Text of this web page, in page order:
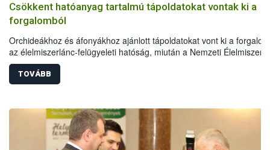
Csökkent hatóanyag tartalmú tápoldatokat vontak ki a
forgalomból
Orchideákhoz és áfonyákhoz ajánlott tápoldatokat vont ki a
az élelmiszerlánc-felügyeleti hatóság, miután a Nemzeti
biztonsági Hivatal (NÉBIH) laboratóriuma megállapította, hogy azok
magnézium tartalma 2% helyett csupán 0,5%. Az alacsony
tartalmú Garri tápoldatok forgalomba hozatalát azonnali hatállyal
A felhasználók érdekeinek védelme, valamint a tisztességes
kereskedelmi gyakorlat biztosítása érdekében a NÉBIH a jövőben is
kiemelt figyelmet fordít a termésnövelő anyagok minőségi
megfelelőségének ellenőrzésére.
TOVÁBB